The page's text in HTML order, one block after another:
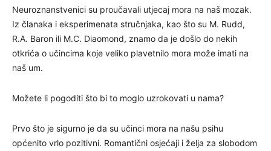
Neuroznanstvenici su proučavali utjecaj mora na naš mozak.
Iz članaka i eksperimenata stručnjaka, kao što su M. Rudd,
R.A. Baron ili M.C. Diaomond, znamo da je došlo do nekih
otkrića o učincima koje veliko plavetnilo mora može imati na
naš um.
Možete li pogoditi što bi to moglo uzrokovati u nama?
Prvo što je sigurno je da su učinci mora na našu psihu
općenito vrlo pozitivni. Romantični osjećaji i želja za slobodom